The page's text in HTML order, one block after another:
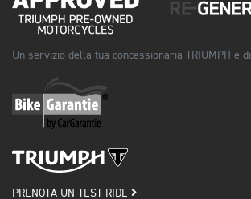
Un servizio della tua concessionaria TRIUMPH e di
PRENOTA UN TEST RIDE